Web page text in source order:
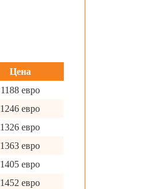
Цена
1188 евро
1246 евро
1326 евро
1363 евро
1405 евро
1452 евро